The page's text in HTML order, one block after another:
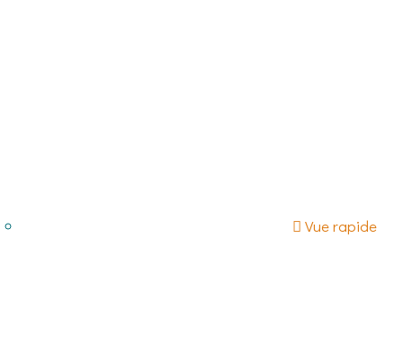
Vue rapide